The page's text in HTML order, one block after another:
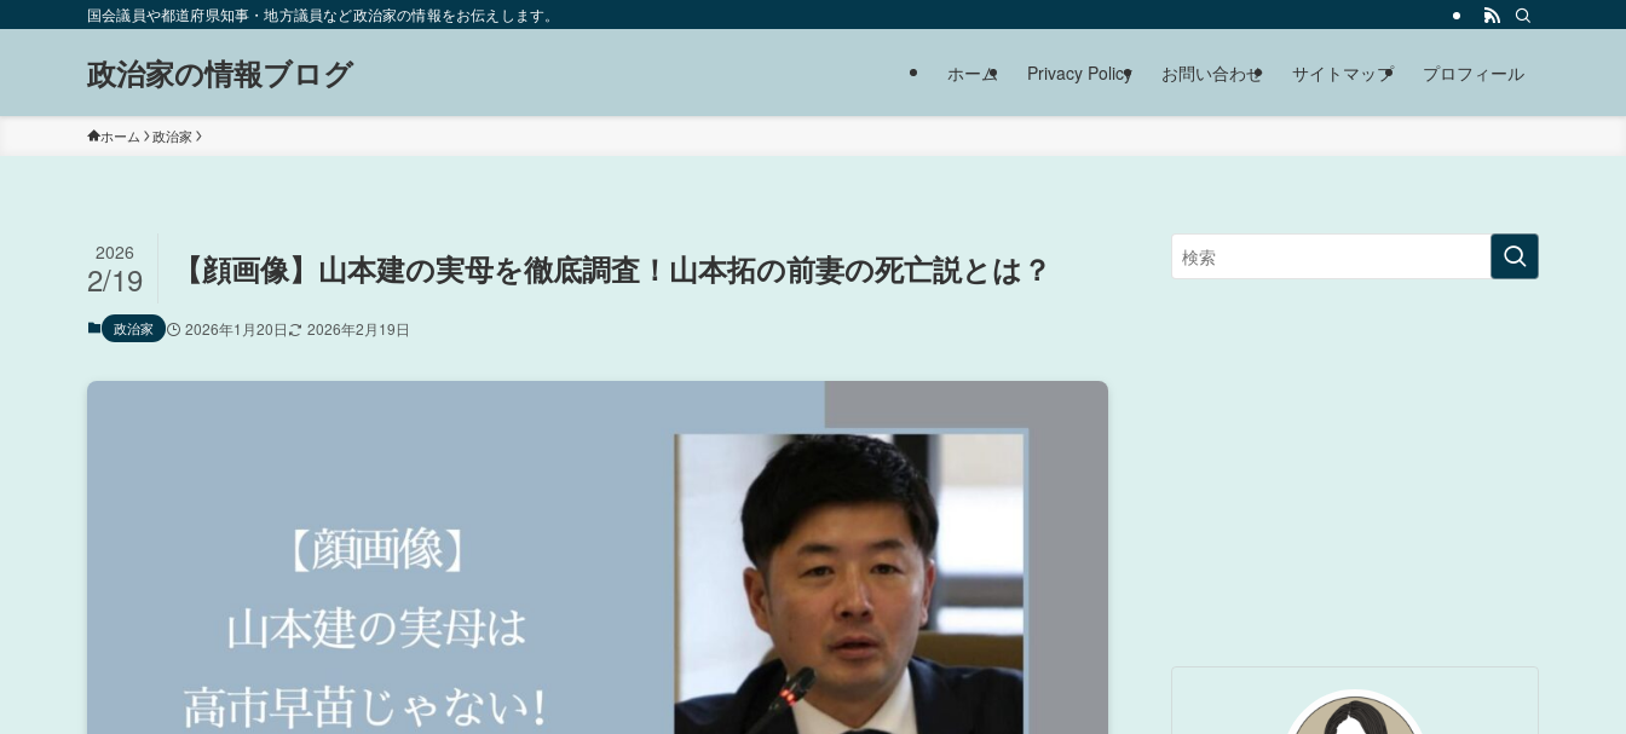
国会議員や都道府県知事・地方議員など政治家の情報をお伝えします。
政治家の情報ブログ ホーム Privacy Policy お問い合わせ サイトマップ プロフィール
ホーム 政治家
【顔画像】山本建の実母を徹底調査！山本拓の前妻の死亡説とは？
2026
2/19
政治家 2026年1月20日 2026年2月19日